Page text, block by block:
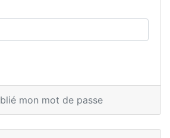
mon mot de passe